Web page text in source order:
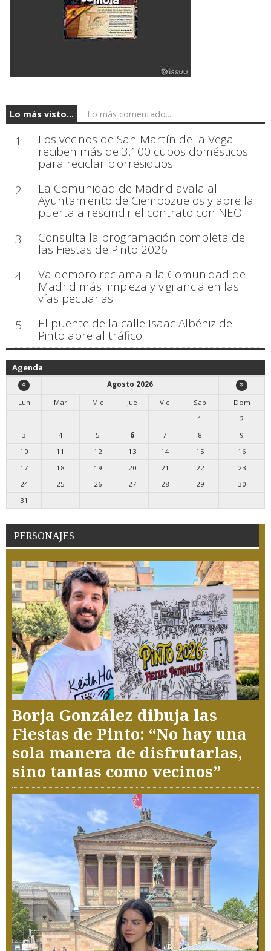
Lo más visto... Lo más comentado...
1 Los vecinos de San Martín de la Vega
reciben más de 3.100 cubos domésticos
para reciclar biorresiduos
2
La Comunidad de Madrid avala al
Ayuntamiento de Ciempozuelos y abre la
puerta a rescindir el contrato con NEO
3
Consulta la programación completa de
las Fiestas de Pinto 2026
4
Valdemoro reclama a la Comunidad de
Madrid más limpieza y vigilancia en las
vías pecuarias
5
El puente de la calle Isaac Albéniz de
Pinto abre al tráfico
Agenda
Agosto 2026
Lun
Mar Mie Jue Vie Sab
Dom
1
2
3
4 5 6 7 8
9
10
11 12 13 14 15
16
17
18 19 20 21 22
23
24
25 26 27 28 29
30
31
PERSONAJES
Borja González dibuja las
Fiestas de Pinto: “No hay una
sola manera de disfrutarlas,
sino tantas como vecinos”